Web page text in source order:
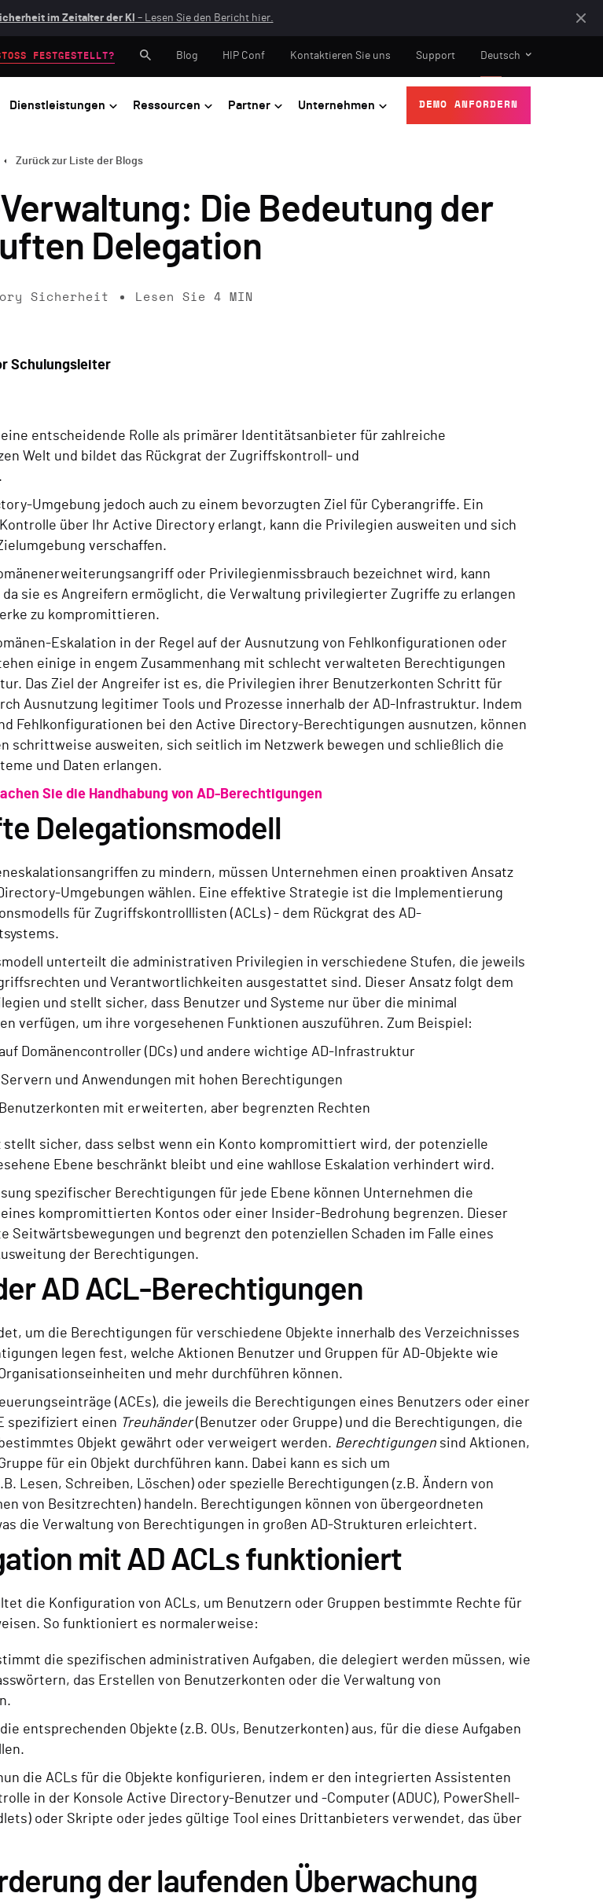
im Zeitalter der KI – Lesen Sie den Bericht hier.
Dienstleistungen Ressourcen Partner Unternehmen DEMO ANFORDERN
FESTGESTELLT? Blog HIP Conf Kontaktieren Sie uns Support Deutsch
Zurück zur Liste der Blogs
Die Bedeutung der
Delegation
Sicherheit Lesen Sie 4 MIN
Schulungsleiter
entscheidende Rolle als primärer Identitätsanbieter für zahlreiche
Welt und bildet das Rückgrat der Zugriffskontroll- und
Umgebung jedoch auch zu einem bevorzugten Ziel für Cyberangriffe. Ein
über Ihr Active Directory erlangt, kann die Privilegien ausweiten und sich
verschaffen.
oder Privilegienmissbrauch bezeichnet wird, kann
da sie es Angreifern ermöglicht, die Verwaltung privilegierter Zugriffe zu erlangen
zu kompromittieren.
Eskalation in der Regel auf der Ausnutzung von Fehlkonfigurationen oder
einige in engem Zusammenhang mit schlecht verwalteten Berechtigungen
Das Ziel der Angreifer ist es, die Privilegien ihrer Benutzerkonten Schritt für
Ausnutzung legitimer Tools und Prozesse innerhalb der AD-Infrastruktur. Indem
Fehlkonfigurationen bei den Active Directory-Berechtigungen ausnutzen, können
schrittweise ausweiten, sich seitlich im Netzwerk bewegen und schließlich die
und Daten erlangen.
Sie die Handhabung von AD-Berechtigungen
Delegationsmodell
zu mindern, müssen Unternehmen einen proaktiven Ansatz
Umgebungen wählen. Eine effektive Strategie ist die Implementierung
für Zugriffskontrolllisten (ACLs) - dem Rückgrat des AD-
unterteilt die administrativen Privilegien in verschiedene Stufen, die jeweils
und Verantwortlichkeiten ausgestattet sind. Dieser Ansatz folgt dem
und stellt sicher, dass Benutzer und Systeme nur über die minimal
verfügen, um ihre vorgesehenen Funktionen auszuführen. Zum Beispiel:
Domänencontroller (DCs) und andere wichtige AD-Infrastruktur
und Anwendungen mit hohen Berechtigungen
mit erweiterten, aber begrenzten Rechten
sicher, dass selbst wenn ein Konto kompromittiert wird, der potenzielle
Ebene beschränkt bleibt und eine wahllose Eskalation verhindert wird.
spezifischer Berechtigungen für jede Ebene können Unternehmen die
kompromittierten Kontos oder einer Insider-Bedrohung begrenzen. Dieser
Seitwärtsbewegungen und begrenzt den potenziellen Schaden im Falle eines
der Berechtigungen.
AD ACL-Berechtigungen
um die Berechtigungen für verschiedene Objekte innerhalb des Verzeichnisses
legen fest, welche Aktionen Benutzer und Gruppen für AD-Objekte wie
und mehr durchführen können.
(ACEs), die jeweils die Berechtigungen eines Benutzers oder einer
spezifiziert einen Treuhänder(Benutzer oder Gruppe) und die Berechtigungen, die
Objekt gewährt oder verweigert werden. Berechtigungen sind Aktionen,
für ein Objekt durchführen kann. Dabei kann es sich um
Lesen, Schreiben, Löschen) oder spezielle Berechtigungen (z.B. Ändern von
von Besitzrechten) handeln. Berechtigungen können von übergeordneten
die Verwaltung von Berechtigungen in großen AD-Strukturen erleichtert.
mit AD ACLs funktioniert
die Konfiguration von ACLs, um Benutzern oder Gruppen bestimmte Rechte für
So funktioniert es normalerweise:
die spezifischen administrativen Aufgaben, die delegiert werden müssen, wie
das Erstellen von Benutzerkonten oder die Verwaltung von
entsprechenden Objekte (z.B. OUs, Benutzerkonten) aus, für die diese Aufgaben
die ACLs für die Objekte konfigurieren, indem er den integrierten Assistenten
in der Konsole Active Directory-Benutzer und -Computer (ADUC), PowerShell-
oder Skripte oder jedes gültige Tool eines Drittanbieters verwendet, das über
der laufenden Überwachung